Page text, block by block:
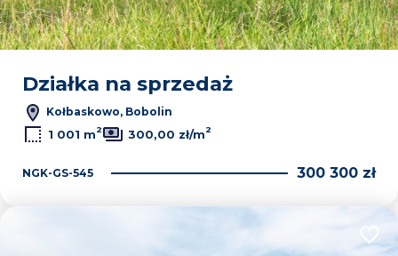
Działka na sprzedaż
Kołbaskowo, Bobolin
1 001 m2 300,00 zł/m2
NGK-GS-545 300 300 zł